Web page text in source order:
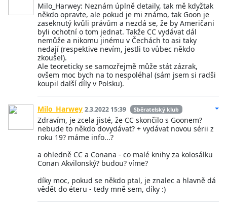
Milo_Harwey: Neznám úplně detaily, tak mě kdyžtak
někdo opravte, ale pokud je mi známo, tak Goon je
zaseknutý kvůli právům a nezdá se, že by Američani
byli ochotní o tom jednat. Takže CC vydávat dál
nemůže a nikomu jinému v Čechách to asi taky
nedají (respektive nevím, jestli to vůbec někdo
zkoušel).
Ale teoreticky se samozřejmě může stát zázrak,
ovšem moc bych na to nespoléhal (sám jsem si radši
koupil další díly v Polsku).
Milo_Harwey 2.3.2022 15:39 Sběratelský klub
Zdravím, je zcela jisté, že CC skončilo s Goonem?
nebude to někdo dovydávat? + vydávat novou sérii z
roku 19? máme info...?
a ohledně CC a Conana - co malé knihy za kolosálku
Conan Akvilonský? budou? víme?
díky moc, pokud se někdo ptal, je znalec a hlavně dá
vědět do éteru - tedy mně sem, díky :)